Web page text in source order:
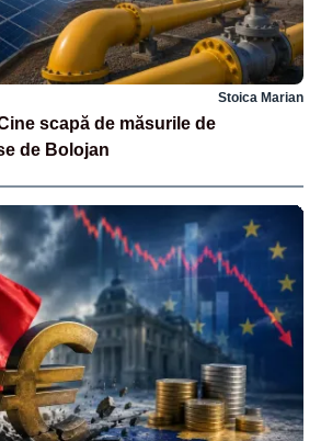
Stoica Marian
scapă de măsurile de
de Bolojan